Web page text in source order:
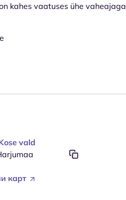
kahes vaatuses ühe vaheajaga
vald
карт